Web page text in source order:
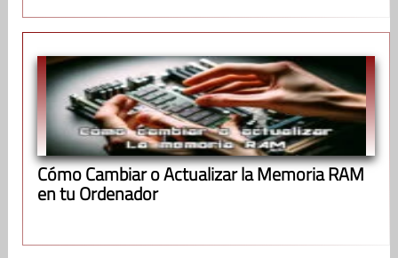
Cómo Cambiar o Actualizar la Memoria RAM
en tu Ordenador